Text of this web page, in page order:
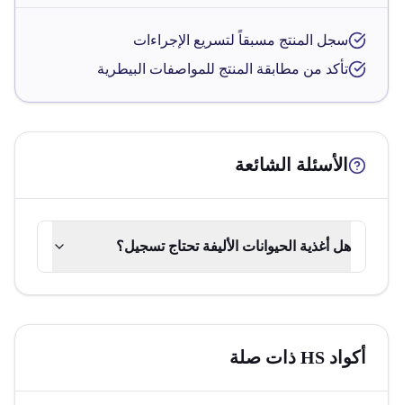
سجل المنتج مسبقاً لتسريع الإجراءات
تأكد من مطابقة المنتج للمواصفات البيطرية
الأسئلة الشائعة
هل أغذية الحيوانات الأليفة تحتاج تسجيل؟
أكواد HS ذات صلة